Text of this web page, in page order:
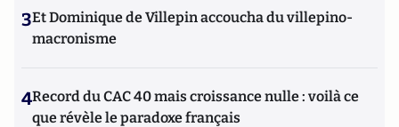
3Et Dominique de Villepin accoucha du villepino-
macronisme
4Record du CAC 40 mais croissance nulle : voilà ce
que révèle le paradoxe français